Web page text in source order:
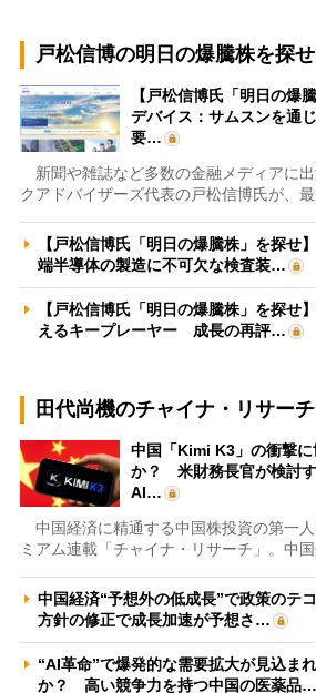
戸松信博の明日の爆騰株を探せ
【戸松信博氏「明日の爆
デバイス：サムスンを通
要…
新聞や雑誌など多数の金融メディアに
クアドバイザーズ代表の戸松信博氏が、
【戸松信博氏「明日の爆騰株」を探せ
端半導体の製造に不可欠な検査装…
【戸松信博氏「明日の爆騰株」を探せ
えるキープレーヤー 成長の再評…
田代尚機のチャイナ・リサーチ
中国「Kimi K3」の衝撃
か？ 米財務長官が検討
AI…
中国経済に精通する中国株投資の第一
ミアム連載「チャイナ・リサーチ」。中
中国経済“予想外の低成長”で政策のテ
方針の修正で成長加速が予想さ…
“AI革命”で爆発的な需要拡大が見込ま
か？ 高い競争力を持つ中国の医薬品…